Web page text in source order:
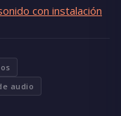
con instalación
audio